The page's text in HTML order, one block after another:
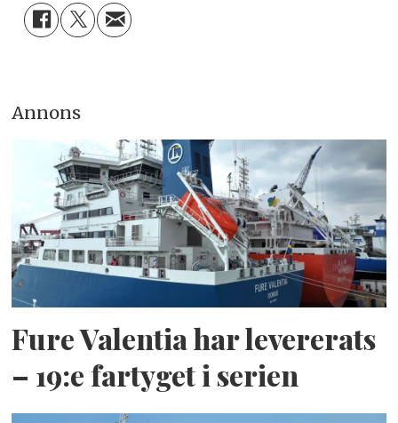
Annons
Fure Valentia har levererats
– 19:e fartyget i serien